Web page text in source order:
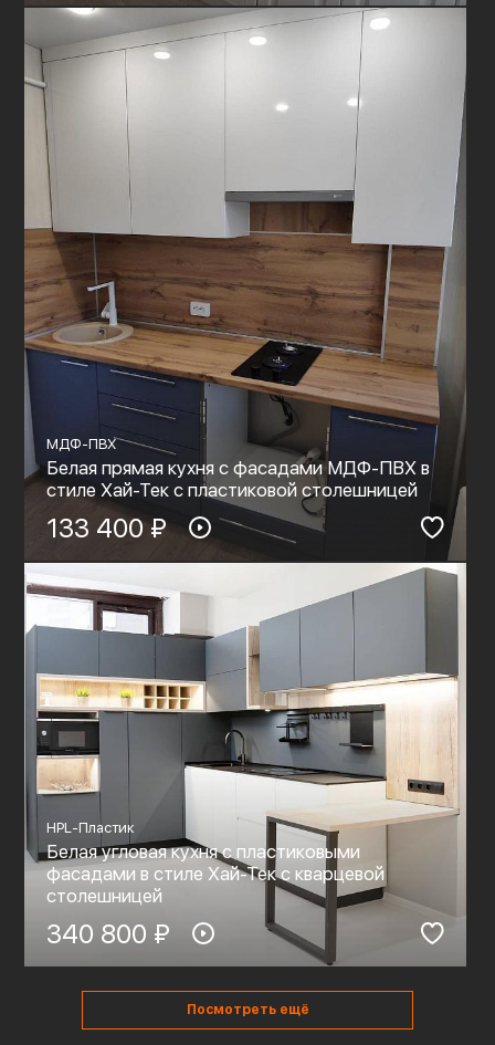
МДФ-ПВХ
Белая прямая кухня с фасадами МДФ-ПВХ в
стиле Хай-Тек с пластиковой столешницей
133 400 ₽
HPL-Пластик
Белая угловая кухня с пластиковыми
фасадами в стиле Хай-Тек с кварцевой
столешницей
340 800 ₽
Посмотреть ещё